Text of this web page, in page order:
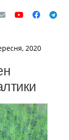
2020